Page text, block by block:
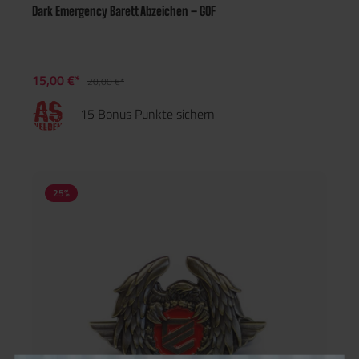
Dark Emergency Barett Abzeichen – GOF
15,00 €* 20,00 €*
15 Bonus Punkte sichern
25%